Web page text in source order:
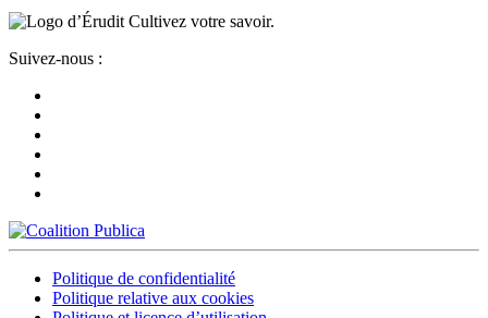
Cultivez votre savoir.
Suivez-nous :
Politique de confidentialité
Politique relative aux cookies